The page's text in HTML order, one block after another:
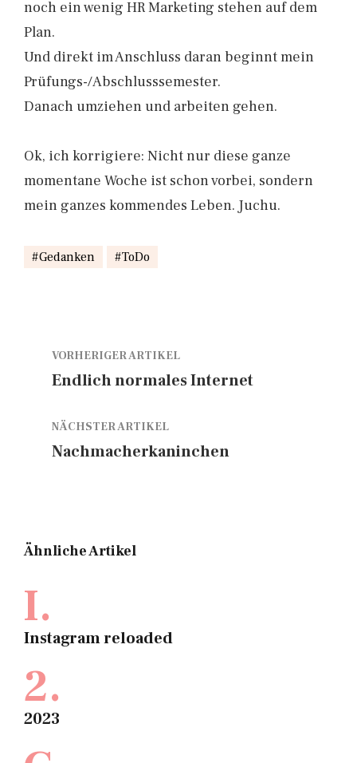
noch ein wenig HR Marketing stehen auf dem
Plan.
Und direkt im Anschluss daran beginnt mein
Prüfungs-/Abschlusssemester.
Danach umziehen und arbeiten gehen.
Ok, ich korrigiere: Nicht nur diese ganze
momentane Woche ist schon vorbei, sondern
mein ganzes kommendes Leben. Juchu.
Gedanken ToDo
VORHERIGER ARTIKEL
Endlich normales Internet
NÄCHSTER ARTIKEL
Nachmacherkaninchen
Ähnliche Artikel
I.
Instagram reloaded
2.
2023